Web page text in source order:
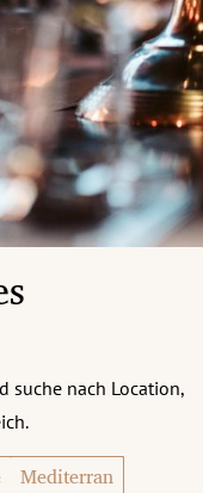
suche nach Location,
Mediterran